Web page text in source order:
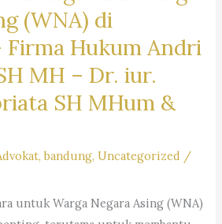
(WNA) di
Firma Hukum Andri
MH – Dr. iur.
SH MHum &
,bandung,Uncategorized /
untuk Warga Negara Asing (WNA)